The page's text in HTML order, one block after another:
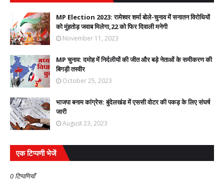
MP Election 2023: रामेश्वर शर्मा बोले-चुनाव में सनातन विरोधियों
को मुंहतोड़ जवाब मिलेगा,22 को फिर दिवाली मनेगी
November 11, 2023
MP चुनाव: दमोह में निर्दलीयों की जीत और बड़े नेताओं के समीकरण की
बिगड़ी तस्वीर
October 25, 2023
भाजपा बनाम कांग्रेस: बुंदेलखंड में एससी वोटर की पकड़ के लिए संघर्ष
जारी
August 23, 2023
एक टिप्पणी भेजें
0 टिप्पणियाँ